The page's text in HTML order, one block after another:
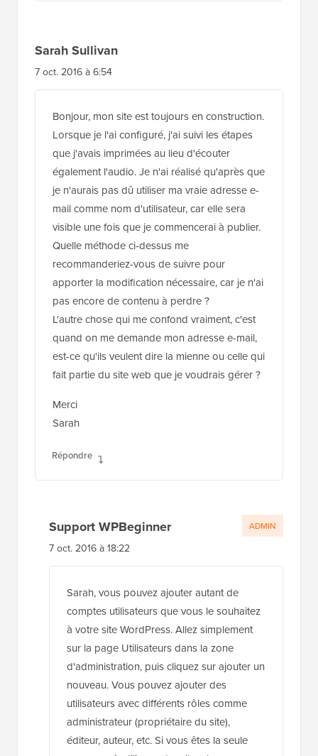
Sarah Sullivan
7 oct. 2016 à 6:54
Bonjour, mon site est toujours en construction.
Lorsque je l'ai configuré, j'ai suivi les étapes
que j'avais imprimées au lieu d'écouter
également l'audio. Je n'ai réalisé qu'après que
je n'aurais pas dû utiliser ma vraie adresse e-
mail comme nom d'utilisateur, car elle sera
visible une fois que je commencerai à publier.
Quelle méthode ci-dessus me
recommanderiez-vous de suivre pour
apporter la modification nécessaire, car je n'ai
pas encore de contenu à perdre ?
L'autre chose qui me confond vraiment, c'est
quand on me demande mon adresse e-mail,
est-ce qu'ils veulent dire la mienne ou celle qui
fait partie du site web que je voudrais gérer ?
Merci
Sarah
Répondre
Support WPBeginner
7 oct. 2016 à 18:22
Sarah, vous pouvez ajouter autant de
comptes utilisateurs que vous le souhaitez
à votre site WordPress. Allez simplement
sur la page Utilisateurs dans la zone
d'administration, puis cliquez sur ajouter un
nouveau. Vous pouvez ajouter des
utilisateurs avec différents rôles comme
administrateur (propriétaire du site),
éditeur, auteur, etc. Si vous êtes la seule
ADMIN